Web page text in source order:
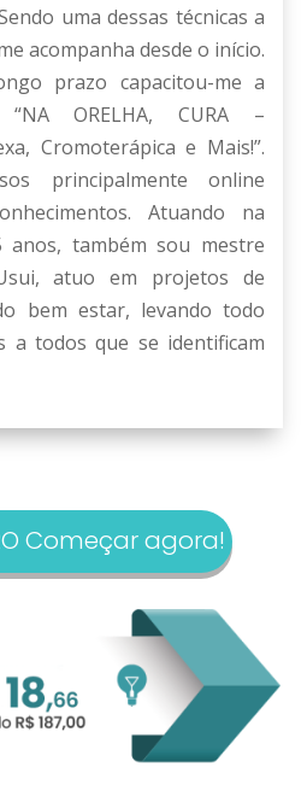
uma dessas técnicas a
acompanha desde o início.
prazo capacitou-me a
ORELHA, CURA –
Cromoterápica e Mais!”.
principalmente online
Atuando na
também sou mestre
atuo em projetos de
bem estar, levando todo
a todos que se identificam
Começar agora!